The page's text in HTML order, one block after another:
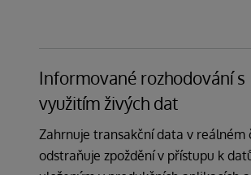
Informované rozhodování s
využitím živých dat
Zahrnuje transakční data v reálném
odstraňuje zpoždění v přístupu k